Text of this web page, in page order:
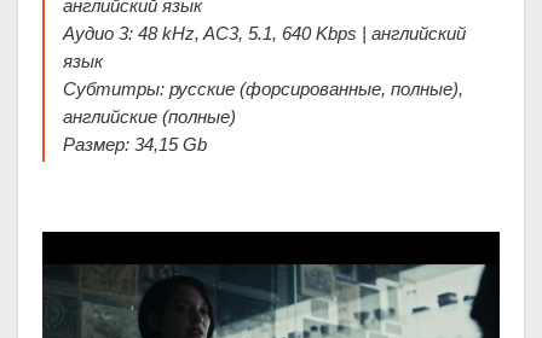
английский язык
Аудио 3: 48 kHz, AC3, 5.1, 640 Kbps | английский
язык
Субтитры: русские (форсированные, полные),
английские (полные)
Размер: 34,15 Gb